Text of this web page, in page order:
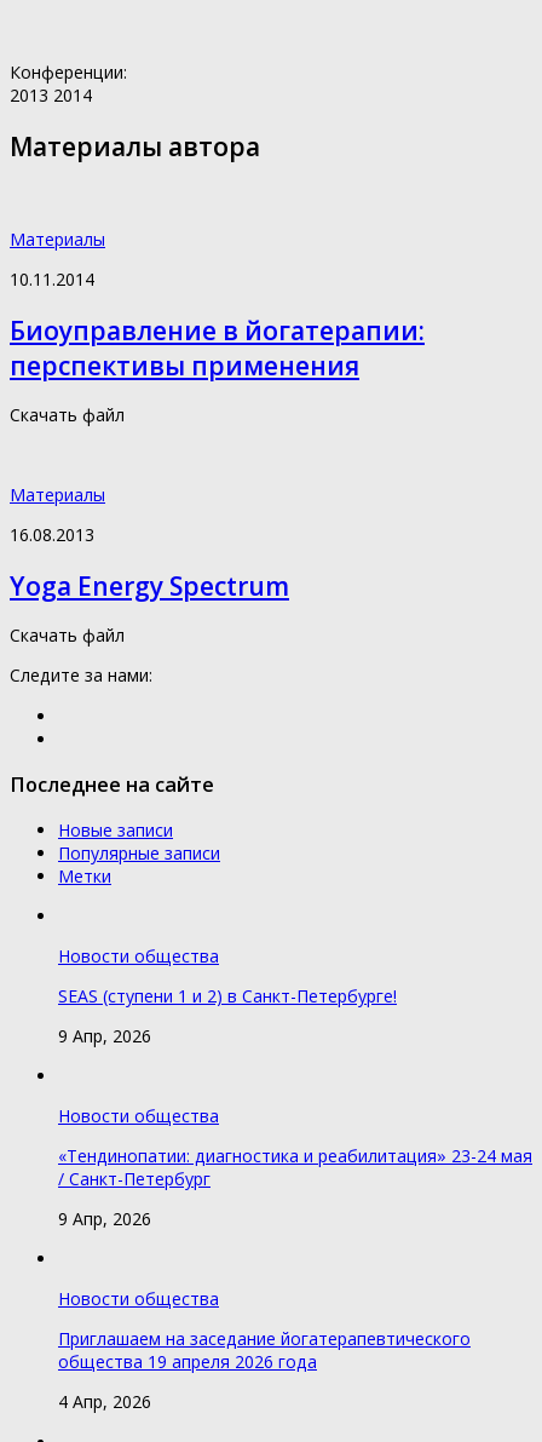
Конференции:
2013 2014
Материалы автора
Материалы
10.11.2014
Биоуправление в йогатерапии:
перспективы применения
Скачать файл
Материалы
16.08.2013
Yoga Energy Spectrum
Скачать файл
Следите за нами:
Последнее на сайте
Новые записи
Популярные записи
Метки
Новости общества
SEAS (ступени 1 и 2) в Санкт-Петербурге!
9 Апр, 2026
Новости общества
«Тендинопатии: диагностика и реабилитация» 23-24 мая
/ Санкт-Петербург
9 Апр, 2026
Новости общества
Приглашаем на заседание йогатерапевтического
общества 19 апреля 2026 года
4 Апр, 2026